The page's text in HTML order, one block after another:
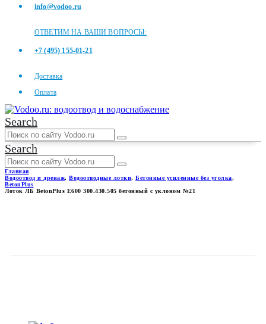
info@vodoo.ru
ОТВЕТИМ НА ВАШИ ВОПРОСЫ:
+7 (495) 155-01-21
Доставка
Оплата
Search
Search
Главная
Водоотвод и дренаж, Водоотводные лотки, Бетонные усиленные без уголка,
BetonPlus
Лоток ЛБ BetonPlus Е600 300.430.505 бетонный с уклоном №21